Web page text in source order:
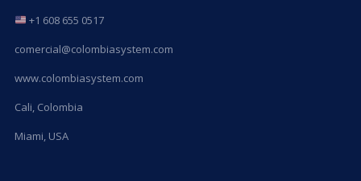
+1 608 655 0517
comercial@colombiasystem.com
www.colombiasystem.com
Cali, Colombia
Miami, USA